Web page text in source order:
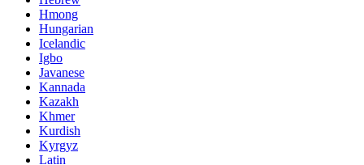
Hmong
Hungarian
Icelandic
Igbo
Javanese
Kannada
Kazakh
Khmer
Kurdish
Kyrgyz
Latin